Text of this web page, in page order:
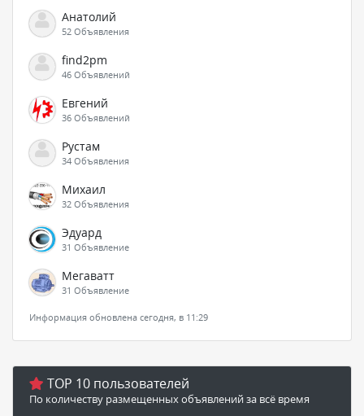
Анатолий
52 Объявления
find2pm
46 Объявлений
Евгений
36 Объявлений
Рустам
34 Объявления
Михаил
32 Объявления
Эдуард
31 Объявление
Мегаватт
31 Объявление
Информация обновлена сегодня, в 11:29
TOP 10 пользователей
По количеству размещенных объявлений за всё время